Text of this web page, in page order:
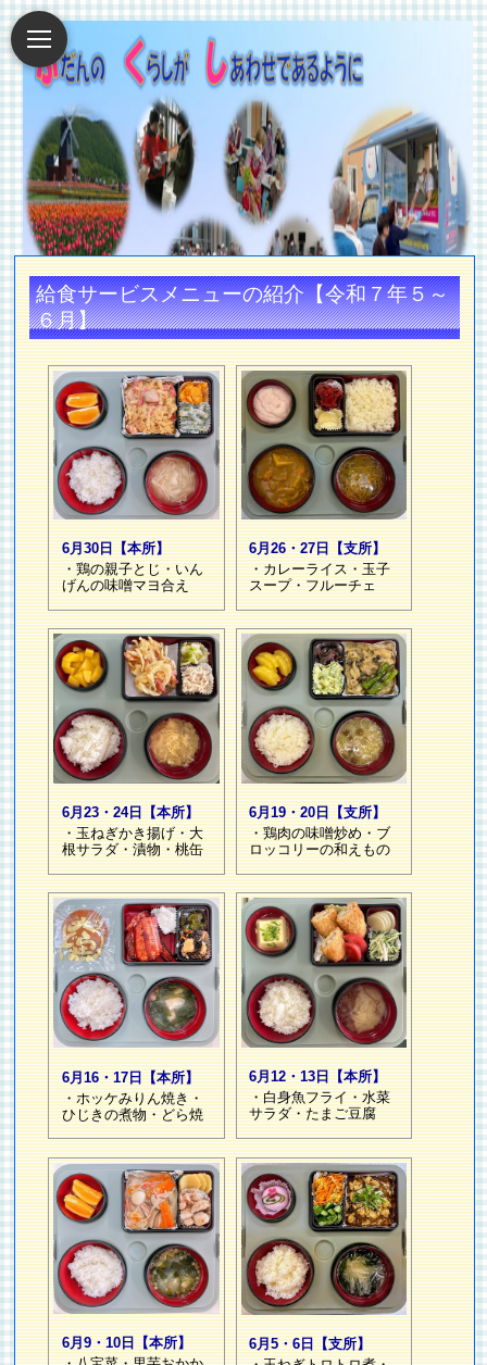
給食サービスメニューの紹介【令和７年５～
６月】
6月30日【本所】
・鶏の親子とじ・いん
げんの味噌マヨ合え
6月26・27日【支所】
・カレーライス・玉子
スープ・フルーチェ
6月23・24日【本所】
・玉ねぎかき揚げ・大
根サラダ・漬物・桃缶
6月19・20日【支所】
・鶏肉の味噌炒め・ブ
ロッコリーの和えもの
6月16・17日【本所】
・ホッケみりん焼き・
ひじきの煮物・どら焼
6月12・13日【本所】
・白身魚フライ・水菜
サラダ・たまご豆腐
6月9・10日【本所】
6月5・6日【支所】